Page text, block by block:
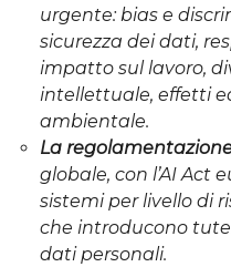
urgente: bias e
sicurezza dei dati,
impatto sul lavoro,
intellettuale, effetti
ambientale.
La
globale, con l’AI Act
sistemi per livello di
che introducono
dati personali.